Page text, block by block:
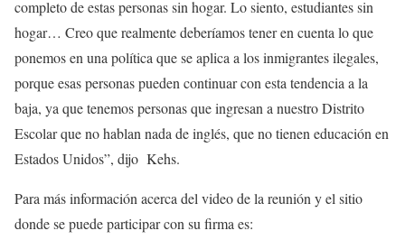
completo de estas personas sin hogar. Lo siento, estudiantes sin
hogar… Creo que realmente deberíamos tener en cuenta lo que
ponemos en una política que se aplica a los inmigrantes ilegales,
porque esas personas pueden continuar con esta tendencia a la
baja, ya que tenemos personas que ingresan a nuestro Distrito
Escolar que no hablan nada de inglés, que no tienen educación en
Estados Unidos”, dijo Kehs.
Para más información acerca del video de la reunión y el sitio
donde se puede participar con su firma es: